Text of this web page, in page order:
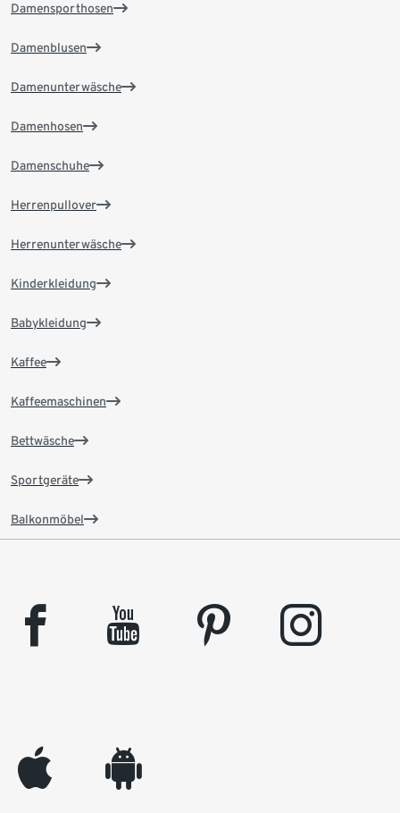
Damensporthosen
Damenblusen
Damenunterwäsche
Damenhosen
Damenschuhe
Herrenpullover
Herrenunterwäsche
Kinderkleidung
Babykleidung
Kaffee
Kaffeemaschinen
Bettwäsche
Sportgeräte
Balkonmöbel
facebook youtube pinterest instagram
appleinc android